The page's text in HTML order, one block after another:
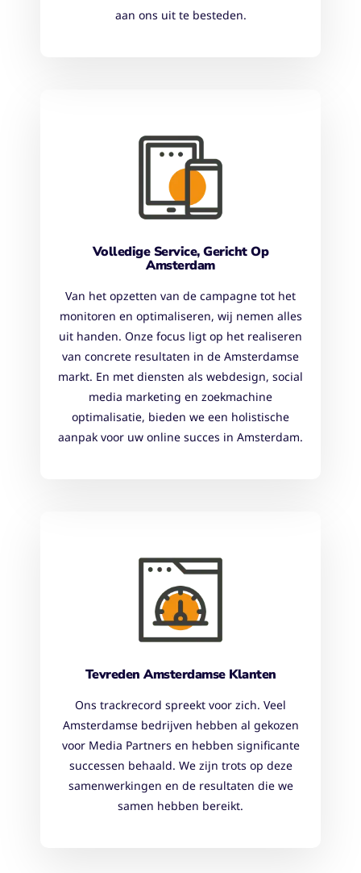
aan ons uit te besteden.
Volledige Service, Gericht Op
Amsterdam
Van het opzetten van de campagne tot het
monitoren en optimaliseren, wij nemen alles
uit handen. Onze focus ligt op het realiseren
van concrete resultaten in de Amsterdamse
markt. En met diensten als webdesign, social
media marketing en zoekmachine
optimalisatie, bieden we een holistische
aanpak voor uw online succes in Amsterdam.
Tevreden Amsterdamse Klanten
Ons trackrecord spreekt voor zich. Veel
Amsterdamse bedrijven hebben al gekozen
voor Media Partners en hebben significante
successen behaald. We zijn trots op deze
samenwerkingen en de resultaten die we
samen hebben bereikt.